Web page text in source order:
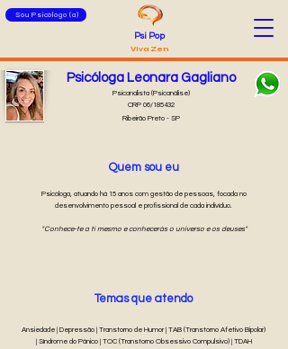
Sou Psicólogo (a)
Psi Pop
Viva Zen
Psicóloga Leonara Gagliano
CRP 06/185432
Ribeirão Preto - SP
Psicanalista (Psicanálise)
Quem sou eu
Psicóloga, atuando há 15 anos com gestão de pessoas, focada no
desenvolvimento pessoal e profissional de cada indivíduo.
"Conhece-te a ti mesmo e conhecerás o universo e os deuses''
Temas que atendo
Ansiedade | Depressão | Transtorno de Humor | TAB (Transtorno Afetivo Bipolar)
| Síndrome do Pânico | TOC (Transtorno Obsessivo Compulsivo) | TDAH